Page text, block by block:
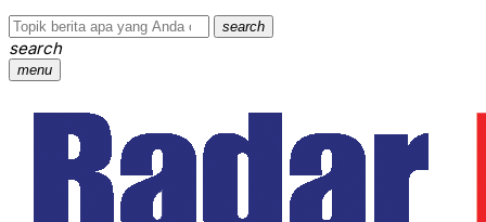
search
search
menu